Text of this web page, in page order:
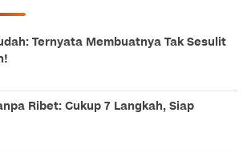
Ternyata Membuatnya Tak Sesulit
Ribet: Cukup 7 Langkah, Siap